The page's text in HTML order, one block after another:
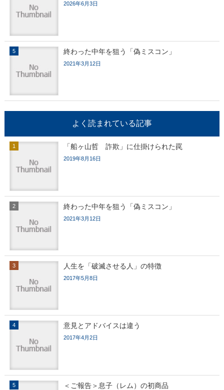
2026年6月3日
終わった中年を狙う「偽ミスコン」
2021年3月12日
よく読まれている記事
「船ヶ山哲 詐欺」に仕掛けられた罠
2019年8月16日
終わった中年を狙う「偽ミスコン」
2021年3月12日
人生を「破滅させる人」の特徴
2017年5月8日
意見とアドバイスは違う
2017年4月2日
＜ご報告＞息子（レム）の初商品